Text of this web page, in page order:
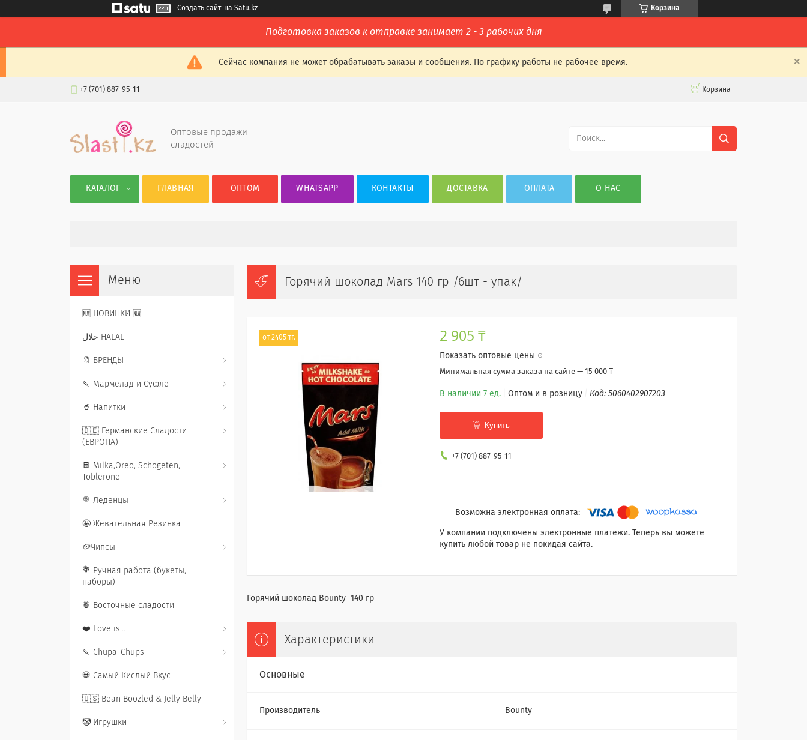
Создать сайт на Satu.kz Корзина
Подготовка заказов к отправке занимает 2 - 3 рабочих дня
Сейчас компания не может обрабатывать заказы и сообщения. По графику работы не рабочее время.
+7 (701) 887-95-11 Корзина
Оптовые продажи
сладостей
КАТАЛОГ ГЛАВНАЯ ОПТОМ WHATSAPP КОНТАКТЫ ДОСТАВКА ОПЛАТА О НАС
Горячий шоколад Mars 140 гр /6шт - упак/
от 2405 тг. 2 905 ₸
Показать оптовые цены
Минимальная сумма заказа на сайте — 15 000 ₸
В наличии 7 ед. Оптом и в розницу Код: 5060402907203
Купить
+7 (701) 887-95-11
У компании подключены электронные платежи. Теперь вы можете
купить любой товар не покидая сайта.
Горячий шоколад Bounty 140 гр
Характеристики
Основные
Производитель Bounty
🆕 НОВИНКИ 🆕
حلال HALAL
🔖 БРЕНДЫ
🍡 Мармелад и Суфле
🥤 Напитки
🇩🇪 Германские Сладости
(ЕВРОПА)
🍫 Milka,Oreo, Schogeten,
Toblerone
🍭 Леденцы
🤩 Жевательная Резинка
🥔Чипсы
💐 Ручная работа (букеты,
наборы)
🍍 Восточные сладости
❤️ Love is...
🍡 Chupa-Chups
💀 Самый Кислый Вкус
🇺🇸 Bean Boozled & Jelly Belly
🤡 Игрушки